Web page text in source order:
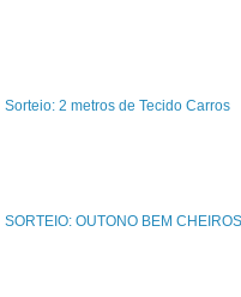
Sorteio: 2 metros de Tecido Carros
SORTEIO: OUTONO BEM